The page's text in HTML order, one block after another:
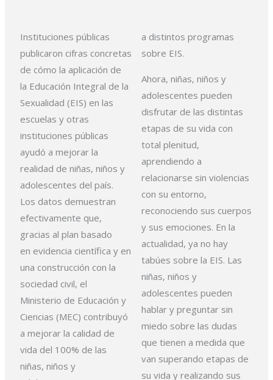
Instituciones públicas
publicaron cifras concretas
de cómo la aplicación de
la Educación Integral de la
Sexualidad (EIS) en las
escuelas y otras
institucionespúblicas
ayudó a mejorar la
realidad de niñas, niños y
adolescentes del país.
Los datos demuestran
efectivamente que,
gracias al plan basado
en evidencia científica y en
una construcción con la
sociedad civil, el
Ministerio de Educación y
Ciencias (MEC) contribuyó
a mejorar la calidad de
vida del 100% de las
niñas, niños y
a distintos programas
sobre EIS.
Ahora, niñas, niños y
adolescentes pueden
disfrutar de las distintas
etapas de su vida con
total plenitud,
aprendiendo a
relacionarse sin violencias
con su entorno,
reconociendo sus cuerpos
y sus emociones. En la
actualidad, ya no hay
tabúes sobre la EIS. Las
niñas, niños y
adolescentes pueden
hablar y preguntar sin
miedo sobre las dudas
que tienen a medida que
van superando etapas de
su vida y realizando sus